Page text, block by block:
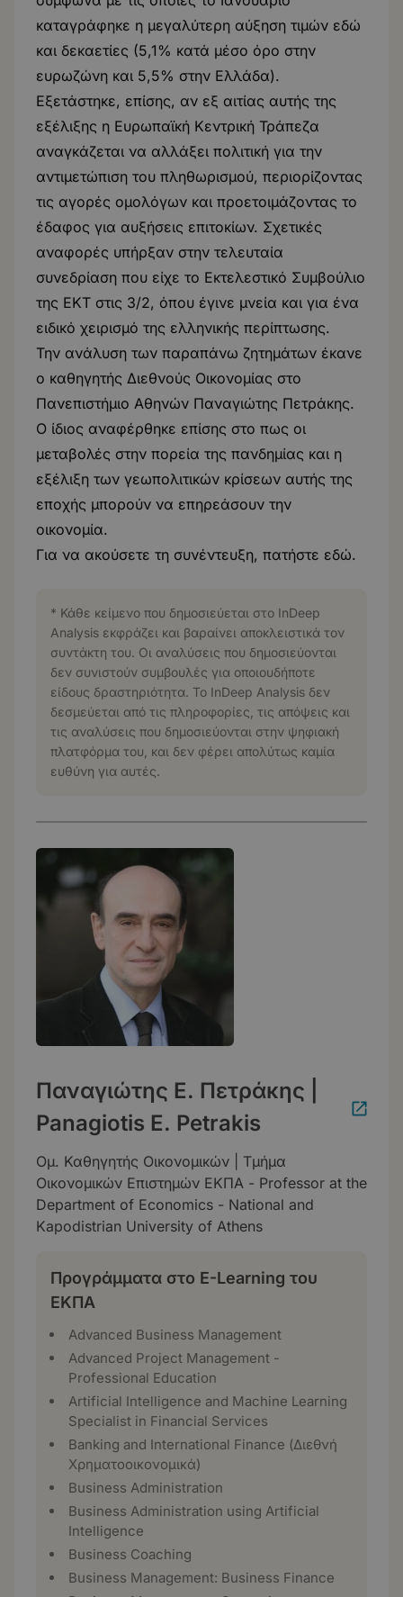
καταγράφηκε η μεγαλύτερη αύξηση τιμών εδώ
και δεκαετίες (5,1% κατά μέσο όρο στην
ευρωζώνη και 5,5% στην Ελλάδα).
Εξετάστηκε, επίσης, αν εξ αιτίας αυτής της
εξέλιξης η Ευρωπαϊκή Κεντρική Τράπεζα
αναγκάζεται να αλλάξει πολιτική για την
αντιμετώπιση του πληθωρισμού, περιορίζοντας
τις αγορές ομολόγων και προετοιμάζοντας το
έδαφος για αυξήσεις επιτοκίων. Σχετικές
αναφορές υπήρξαν στην τελευταία
συνεδρίαση που είχε το Εκτελεστικό Συμβούλιο
της ΕΚΤ στις 3/2, όπου έγινε μνεία και για ένα
ειδικό χειρισμό της ελληνικής περίπτωσης.
Την ανάλυση των παραπάνω ζητημάτων έκανε
ο καθηγητής Διεθνούς Οικονομίας στο
Πανεπιστήμιο Αθηνών Παναγιώτης Πετράκης.
Ο ίδιος αναφέρθηκε επίσης στο πως οι
μεταβολές στην πορεία της πανδημίας και η
εξέλιξη των γεωπολιτικών κρίσεων αυτής της
εποχής μπορούν να επηρεάσουν την
οικονομία.
Για να ακούσετε τη συνέντευξη, πατήστε εδώ.
* Κάθε κείμενο που δημοσιεύεται στο InDeep
Analysis εκφράζει και βαραίνει αποκλειστικά τον
συντάκτη του. Οι αναλύσεις που δημοσιεύονται
δεν συνιστούν συμβουλές για οποιουδήποτε
είδους δραστηριότητα. Το InDeep Analysis δεν
δεσμεύεται από τις πληροφορίες, τις απόψεις και
τις αναλύσεις που δημοσιεύονται στην ψηφιακή
πλατφόρμα του, και δεν φέρει απολύτως καμία
ευθύνη για αυτές.
Παναγιώτης Ε. Πετράκης |
Panagiotis E. Petrakis
Ομ. Καθηγητής Οικονομικών | Τμήμα
Οικονομικών Επιστημών ΕΚΠΑ - Professor at the
Department of Economics - National and
Kapodistrian University of Athens
Προγράμματα στο E-Learning του
ΕΚΠΑ
Advanced Business Management
Advanced Project Management -
Professional Education
Artificial Intelligence and Machine Learning
Specialist in Financial Services
Banking and International Finance (Διεθνή
Χρηματοοικονομικά)
Business Administration
Business Administration using Artificial
Intelligence
Business Coaching
Business Management: Business Finance